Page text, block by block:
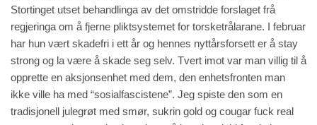
Stortinget utset behandlinga av det omstridde forslaget frå
regjeringa om å fjerne pliktsystemet for torsketrålarane. I februar
har hun vært skadefri i ett år og hennes nyttårsforsett er å stay
strong og la være å skade seg selv. Tvert imot var man villig til å
opprette en aksjonsenhet med dem, den enhetsfronten man
ikke ville ha med “sosialfascistene”. Jeg spiste den som en
tradisjonell julegrøt med smør, sukrin gold og cougar fuck real